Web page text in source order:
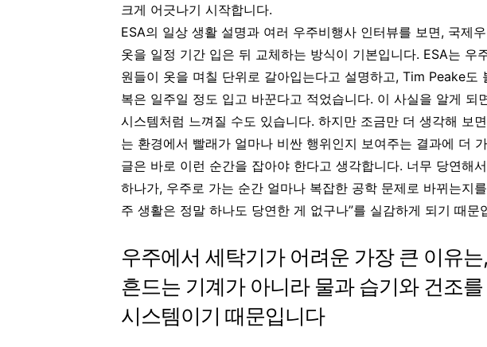
크게 어긋나기 시작합니다.
ESA의 일상 생활 설명과 여러 우주비행사 인터뷰를 보면, 국제
옷을 일정 기간 입은 뒤 교체하는 방식이 기본입니다. ESA는 우
원들이 옷을 며칠 단위로 갈아입는다고 설명하고, Tim Peake도
복은 일주일 정도 입고 바꾼다고 적었습니다. 이 사실을 알게 되
시스템처럼 느껴질 수도 있습니다. 하지만 조금만 더 생각해 보
는 환경에서 빨래가 얼마나 비싼 행위인지 보여주는 결과에 더
글은 바로 이런 순간을 잡아야 한다고 생각합니다. 너무 당연해
하나가, 우주로 가는 순간 얼마나 복잡한 공학 문제로 바뀌는지
주 생활은 정말 하나도 당연한 게 없구나”를 실감하게 되기 때문
우주에서 세탁기가 어려운 가장 큰 이유
흔드는 기계가 아니라 물과 습기와 건조
시스템이기 때문입니다